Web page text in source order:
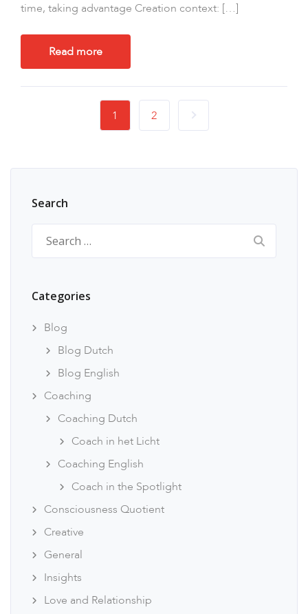
time, taking advantage Creation context: […]
Read more
1 2
Search
Search
for:
Categories
Blog
Blog Dutch
Blog English
Coaching
Coaching Dutch
Coach in het Licht
Coaching English
Coach in the Spotlight
Consciousness Quotient
Creative
General
Insights
Love and Relationship